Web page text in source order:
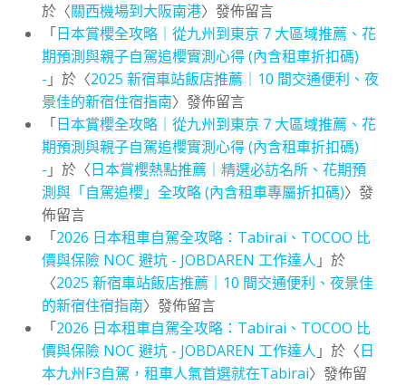
於〈關西機場到大阪南港〉發佈留言
「日本賞櫻全攻略｜從九州到東京 7 大區域推薦、花
期預測與親子自駕追櫻實測心得 (內含租車折扣碼)
- 」於〈2025 新宿車站飯店推薦｜10 間交通便利、夜
景佳的新宿住宿指南〉發佈留言
「日本賞櫻全攻略｜從九州到東京 7 大區域推薦、花
期預測與親子自駕追櫻實測心得 (內含租車折扣碼)
- 」於〈日本賞櫻熱點推薦｜精選必訪名所、花期預
測與「自駕追櫻」全攻略 (內含租車專屬折扣碼)〉發
佈留言
「2026 日本租車自駕全攻略：Tabirai、TOCOO 比
價與保險 NOC 避坑 - JOBDAREN 工作達人 」於
〈2025 新宿車站飯店推薦｜10 間交通便利、夜景佳
的新宿住宿指南〉發佈留言
「2026 日本租車自駕全攻略：Tabirai、TOCOO 比
價與保險 NOC 避坑 - JOBDAREN 工作達人 」於〈日
本九州F3自駕，租車人氣首選就在Tabirai〉發佈留